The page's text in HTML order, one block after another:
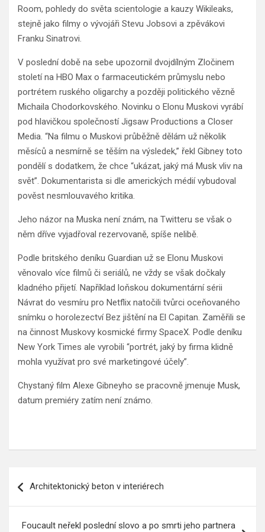
Room, pohledy do světa scientologie a kauzy Wikileaks,
stejně jako filmy o vývojáři Stevu Jobsovi a zpěvákovi
Franku Sinatrovi.
V poslední době na sebe upozornil dvojdílným Zločinem
století na HBO Max o farmaceutickém průmyslu nebo
portrétem ruského oligarchy a později politického vězně
Michaila Chodorkovského. Novinku o Elonu Muskovi vyrábí
pod hlavičkou společností Jigsaw Productions a Closer
Media. “Na filmu o Muskovi průběžně dělám už několik
měsíců a nesmírně se těším na výsledek,” řekl Gibney toto
pondělí s dodatkem, že chce “ukázat, jaký má Musk vliv na
svět”. Dokumentarista si dle amerických médií vybudoval
pověst nesmlouvavého kritika.
Jeho názor na Muska není znám, na Twitteru se však o
něm dříve vyjadřoval rezervovaně, spíše nelibě.
Podle britského deníku Guardian už se Elonu Muskovi
věnovalo více filmů či seriálů, ne vždy se však dočkaly
kladného přijetí. Například loňskou dokumentární sérii
Návrat do vesmíru pro Netflix natočili tvůrci oceňovaného
snímku o horolezectví Bez jištění na El Capitan. Zaměřili se
na činnost Muskovy kosmické firmy SpaceX. Podle deníku
New York Times ale vyrobili “portrét, jaký by firma klidně
mohla využívat pro své marketingové účely”.
Chystaný film Alexe Gibneyho se pracovně jmenuje Musk,
datum premiéry zatím není známo.
proArchitektonický beton v interiérech
Foucault neřekl poslední slovo a po smrti jeho partnera